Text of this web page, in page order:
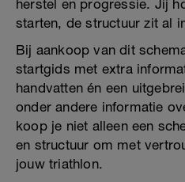
herstel en progressie. Jij
starten, de structuur zit al
Bij aankoop van dit
startgids met extra
handvatten én een
onder andere informatie
koop je niet alleen een
en structuur om met
jouw triathlon.